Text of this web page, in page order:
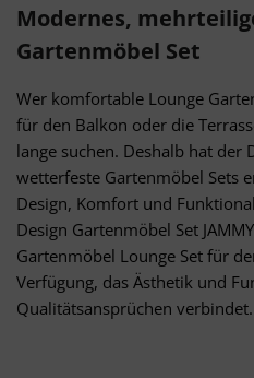
Modernes,
Gartenmöbel Set
Wer komfortable Lounge
für den Balkon oder die
lange suchen. Deshalb hat der
wetterfeste Gartenmöbel Sets
Design, Komfort und
Design Gartenmöbel Set
Gartenmöbel Lounge Set für
Verfügung, das Ästhetik und
Qualitätsansprüchen verbindet.